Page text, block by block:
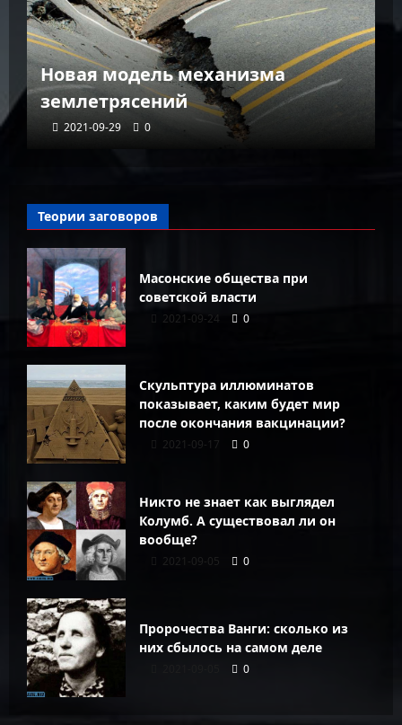
Новая модель механизма
землетрясений
2021-09-29 0
Теории заговоров
Масонские общества при
советской власти
2021-09-24 0
Скульптура иллюминатов
показывает, каким будет мир
после окончания вакцинации?
2021-09-17 0
Никто не знает как выглядел
Колумб. А существовал ли он
вообще?
2021-09-05 0
Пророчества Ванги: сколько из
них сбылось на самом деле
0